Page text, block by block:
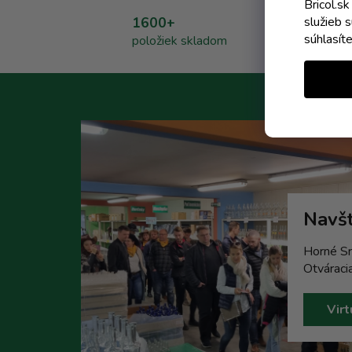
služieb
1600+
položiek skladom
Horné